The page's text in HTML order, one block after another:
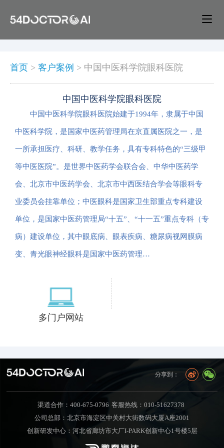
首页 > 客户案例 > 中国中医科学院眼科医院
中国中医科学院眼科医院
中国中医科学院眼科医院始建于1994年，隶属于中国
中医科学院，是国家中医药管理局在京直属医院之一，是
一所承担医疗、科研、教学任务，具有专科特色的“三级甲
等中医医院”。是世界中医药学会联合会、中华中医药学
会、北京市中医药学会、北京市中西医结合学会等眼科专
业委员会挂靠单位；中医眼科是国家卫生部重点专科建设
单位，是国家中医药管理局“十五”、“十一五”重点专科（专
病）建设单位，其中眼底病、眼表疾病、糖尿病视网膜病
变、青光眼神经眼科是国家中医药管理…
多门户网站
分享到：
渠道合作：400-675-0796 客服热线：010-51627378
公司总部：北京市海淀区中关村大街数码大厦A座2001
创新研发中心：河北省廊坊市大厂I-PARK创新中心1号楼5层